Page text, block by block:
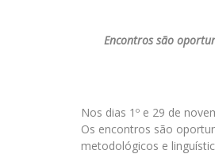
Encontros são
Nos dias 1º e 29 de
Os encontros são
metodológicos e